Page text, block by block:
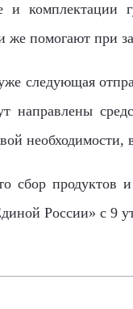
и комплектации
же помогают при
следующая
направлены
необходимости,
сбор продуктов
России» с 9